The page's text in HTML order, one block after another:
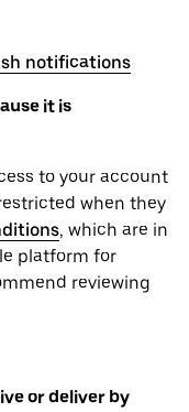
notifications
it is
to your account
when they
, which are in
platform for
reviewing
or deliver by